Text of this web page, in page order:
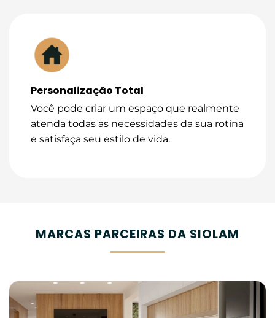
Personalização Total
Você pode criar um espaço que realmente
atenda todas as necessidades da sua rotina
e satisfaça seu estilo de vida.
MARCAS PARCEIRAS DA SIOLAM